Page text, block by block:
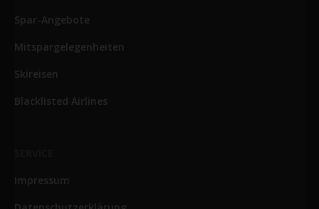
Spar-Angebote
Mitspargelegenheiten
Skireisen
Blacklisted Airlines
Impressum